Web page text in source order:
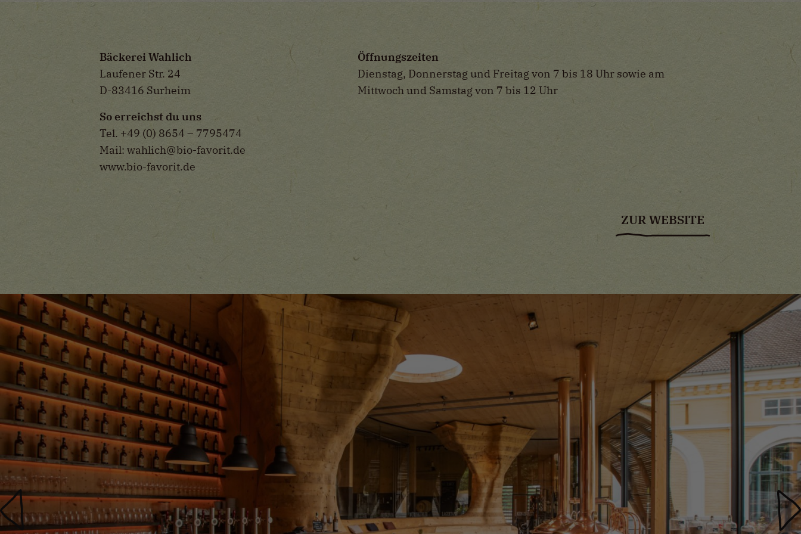
Bäckerei Wahlich
Laufener Str. 24
D-83416 Surheim
So erreichst du uns
Tel. +49 (0) 8654 – 7795474
Mail: wahlich@bio-favorit.de
www.bio-favorit.de
Öffnungszeiten
Dienstag, Donnerstag und Freitag von 7 bis 18 Uhr sowie am
Mittwoch und Samstag von 7 bis 12 Uhr
ZUR WEBSITE
Google Maps